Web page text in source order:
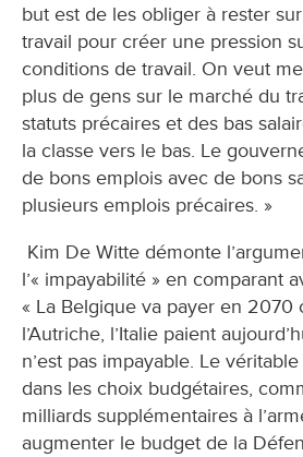
but est de les obliger à rester
travail pour créer une pression
conditions de travail. On veut
plus de gens sur le marché du
statuts précaires et des bas
la classe vers le bas. Le
de bons emplois avec de bons
plusieurs emplois précaires. »
Kim De Witte démonte
l’« impayabilité » en comparant
« La Belgique va payer en 2070
l’Autriche, l’Italie paient
n’est pas impayable. Le
dans les choix budgétaires,
milliards supplémentaires à
augmenter le budget de la